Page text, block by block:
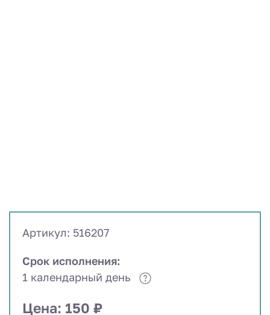
Артикул: 516207
Срок исполнения:
1 календарный день
Цена: 150 ₽